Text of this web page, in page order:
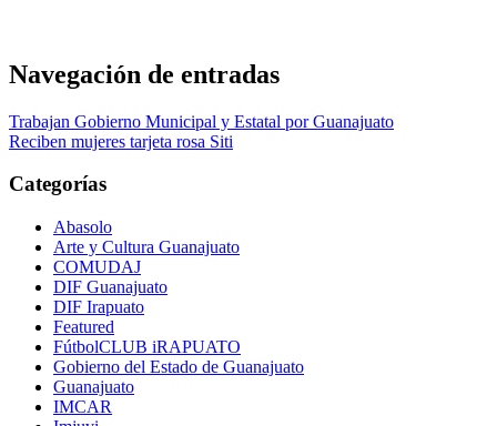
Navegación de entradas
Trabajan Gobierno Municipal y Estatal por Guanajuato
Reciben mujeres tarjeta rosa Siti
Categorías
Abasolo
Arte y Cultura Guanajuato
COMUDAJ
DIF Guanajuato
DIF Irapuato
Featured
FútbolCLUB iRAPUATO
Gobierno del Estado de Guanajuato
Guanajuato
IMCAR